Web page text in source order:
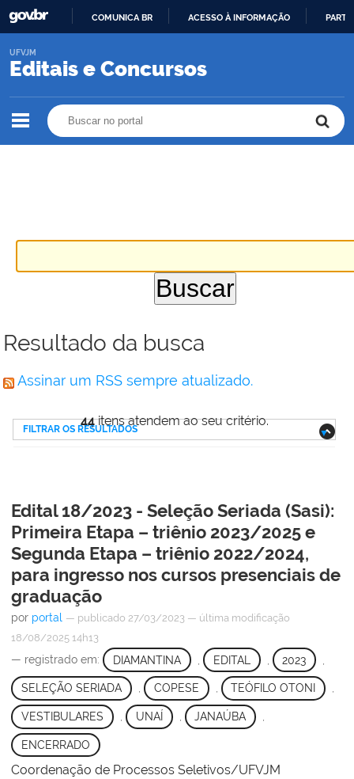
O
COMUNICA BR ACESSO À INFORMAÇÃO
Editais e Concursos
UFVJM
Resultado da busca
Assinar um RSS sempre atualizado.
44itens atendem ao seu critério.
FILTRAR OS RESULTADOS
Edital 18/2023 - Seleção Seriada (Sasi):
Primeira Etapa – triênio 2023/2025 e
Segunda Etapa – triênio 2022/2024,
para ingresso nos cursos presenciais de
graduação
por portal — publicado 27/03/2023 — última modificação
18/08/2025 14h13
— registrado em: DIAMANTINA EDITAL 2023
SELEÇÃO SERIADA , COPESE , TEÓFILO OTONI ,
VESTIBULARES UNAÍ JANAÚBA
ENCERRADO
Coordenação de Processos Seletivos/UFVJM